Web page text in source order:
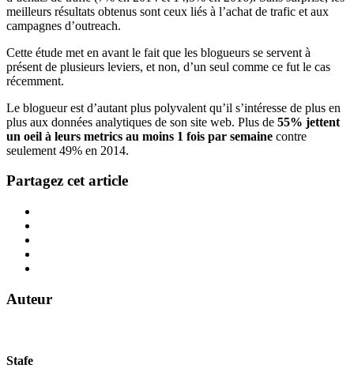
meilleurs résultats obtenus sont ceux liés à l’achat de trafic et aux
campagnes d’outreach.
Cette étude met en avant le fait que les blogueurs se servent à
présent de plusieurs leviers, et non, d’un seul comme ce fut le cas
récemment.
Le blogueur est d’autant plus polyvalent qu’il s’intéresse de plus en
plus aux données analytiques de son site web. Plus de 55% jettent
un oeil à leurs metrics au moins 1 fois par semaine contre
seulement 49% en 2014.
Partagez cet article
Auteur
Stafe